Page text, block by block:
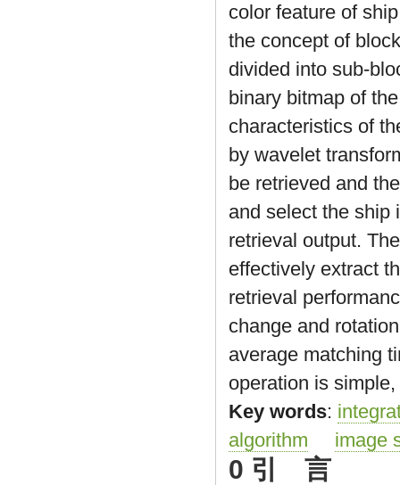
color feature of
the concept of
divided into sub-
binary bitmap of
characteristics of
by wavelet
be retrieved and
and select the ship
retrieval output.
effectively extract
retrieval
change and
average matching
operation is
Key words:
algorithm
image
0 引 言